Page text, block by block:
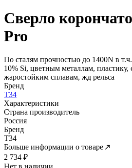
Сверло
Pro
По сталям прочностью до 1400N в
10% Si, цветным металлам, пластику,
жаростойким сплавам, жд рельса
Бренд
T34
Характеристики
Страна производитель
Россия
Бренд
T34
Больше информации о товаре
2 734 ₽